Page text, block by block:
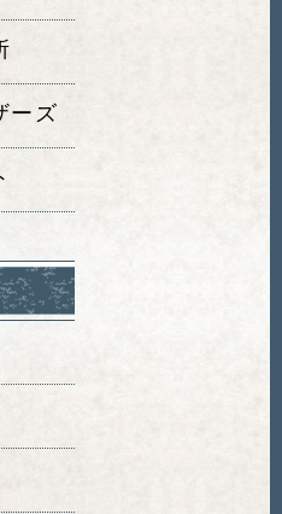
ーズ